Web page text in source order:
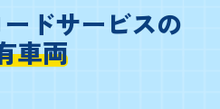
ドサービスの
車両